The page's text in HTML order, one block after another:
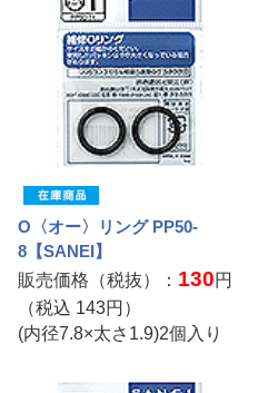
O〈オー〉リング PP50-
8【SANEI】
販売価格（税抜）： 130円
（税込 143円）
(内径7.8×太さ1.9)2個入り